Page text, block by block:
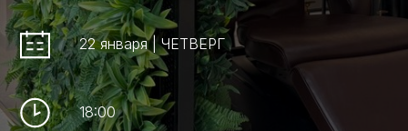
22 января | ЧЕТВЕРГ
18:00